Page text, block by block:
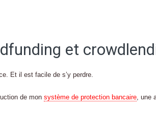
et
Et il est facile de s’y perdre.
de mon système de protection bancaire, une